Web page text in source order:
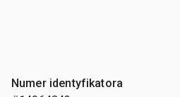
Numer identyfikatora